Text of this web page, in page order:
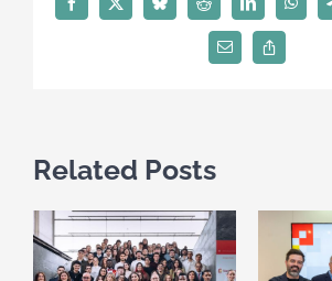
Premio
PYME
Facebook
X BlueskyReddit LinkedIn
Email
Copy
Link
Related Posts